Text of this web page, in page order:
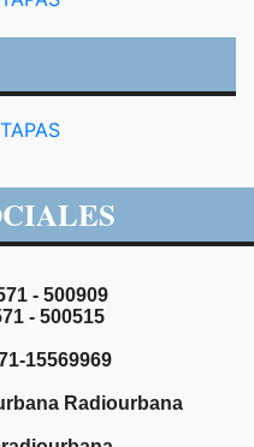
- 500909
15569969
Radiourbana